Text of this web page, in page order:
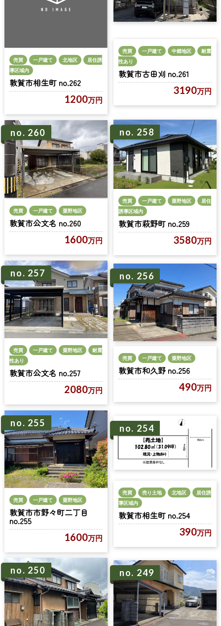
売買 一戸建て 北地区
居住誘
導区域内
敦賀市相生町 no.262
1200万円
売買 一戸建て 中郷地区
耐震
性あり
敦賀市古田刈 no.261
3190万円
no. 260
売買 一戸建て 粟野地区
敦賀市公文名 no.260
1600万円
no. 258
売買 一戸建て 粟野地区
居住
誘導区域内
敦賀市萩野町 no.259
3580万円
no. 257
売買 一戸建て 粟野地区
耐震
性あり
敦賀市公文名 no.257
2080万円
no. 256
売買 一戸建て 粟野地区
敦賀市和久野 no.256
490万円
no. 255
売買 一戸建て 粟野地区
敦賀市市野々町二丁目
no.255
1600万円
no. 254
売買 売り土地 北地区
居住誘
導区域内
敦賀市相生町 no.254
390万円
no. 250 no. 249